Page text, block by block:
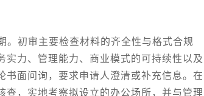
初审主要检查材料的齐全性与格式合规
力、管理能力、商业模式的可持续性以及
面问询，要求申请人澄清或补充信息。在
，实地考察拟设立的办公场所，并与管理